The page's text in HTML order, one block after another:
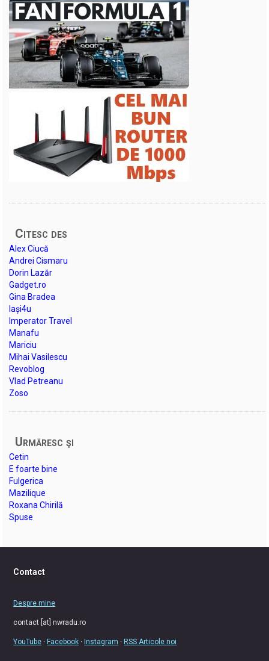
Citesc des
Alex Ciucă
Andrei Cismaru
Dorin Lazăr
Gadget.ro
Gina Bradea
Iași4u
Imperator Travel
Manafu
Mariciu
Mihai Vasilescu
Revoblog
Vlad Petreanu
Zoso
Urmăresc şi
Cetin
E foarte bine
Fulgerica
Mazilique
Roxana Chirilă
Spuse
Contact
Despre mine
contact [at] nwradu.ro
YouTube ·Facebook ·Instagram ·RSS Articole noi